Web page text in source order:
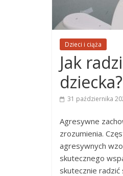
Dzieci i ciąża
Jak
dziecka?
31 października
Agresywne
zrozumienia.
agresywnych
skutecznego
skutecznie radzić